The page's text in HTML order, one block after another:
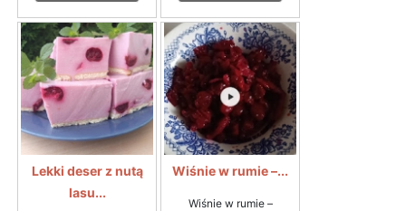
Lekki deser z nutą
lasu...
Wiśnie w rumie –...
Wiśnie w rumie –